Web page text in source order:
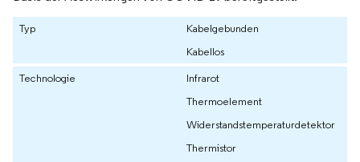
Typ
Kabelgebunden
Kabellos
Technologie
Infrarot
Thermoelement
Widerstandstemperaturdetektor
Thermistor